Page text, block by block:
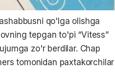
qo'lga olishga
tepgan to'pi “Vitess”
zo'r berdilar. Chap
tomonidan paxtakorchilar